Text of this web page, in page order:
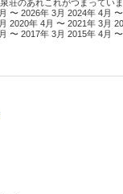
荘のあれこれがつまってい
〜 2026年 3月 2024年 4月
2020年 4月 〜 2021年 3月
〜 2017年 3月 2015年 4月